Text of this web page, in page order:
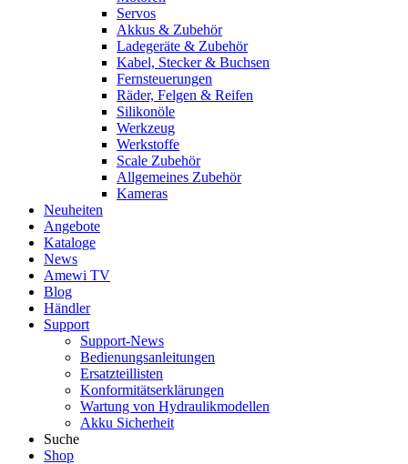
Servos
Akkus & Zubehör
Ladegeräte & Zubehör
Kabel, Stecker & Buchsen
Fernsteuerungen
Räder, Felgen & Reifen
Silikonöle
Werkzeug
Werkstoffe
Scale Zubehör
Allgemeines Zubehör
Kameras
Neuheiten
Angebote
Kataloge
News
Amewi TV
Blog
Händler
Support
Support-News
Bedienungsanleitungen
Ersatzteillisten
Konformitätserklärungen
Wartung von Hydraulikmodellen
Akku Sicherheit
Suche
Shop